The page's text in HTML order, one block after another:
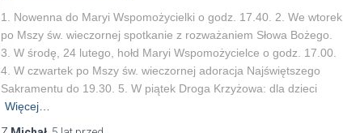
1. Nowenna do Maryi Wspomożycielki o godz. 17.40. 2. We wtorek
po Mszy św. wieczornej spotkanie z rozważaniem Słowa Bożego.
3. W środę, 24 lutego, hołd Maryi Wspomożycielce o godz. 17.00.
4. W czwartek po Mszy św. wieczornej adoracja Najświętszego
Sakramentu do 19.30. 5. W piątek Droga Krzyżowa: dla dzieci
Więcej…